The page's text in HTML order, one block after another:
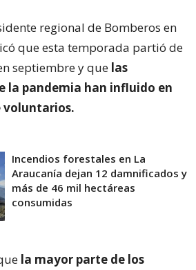
regional de Bomberos en
que esta temporada partió de
septiembre y que las
la pandemia han influido en
voluntarios.
Incendios forestales en La
Araucanía dejan 12 damnificados y
más de 46 mil hectáreas
consumidas
la mayor parte de los